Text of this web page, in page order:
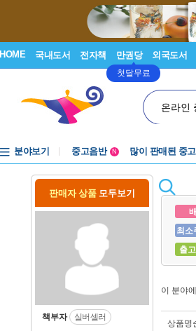
HOME 국내도서 전자책 만권당
첫달무료
외국도서
온라인
분야보기
중고음반
중고음반
N 많이 판매된 중고
판매자 상품 모두보기
책부자
실버셀러
최소
출
이 분야에
상품명